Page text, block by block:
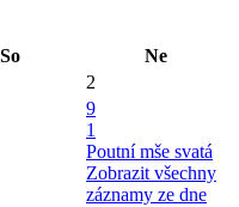
So
Ne
2
9
1
Poutní mše svatá
Zobrazit všechny
záznamy ze dne